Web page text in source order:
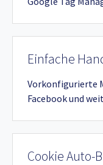
Einfache
Vorkonfigurierte
Facebook und
Cookie Auto-